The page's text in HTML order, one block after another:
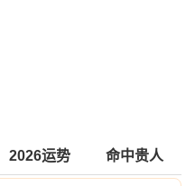
2026运势 命中贵人